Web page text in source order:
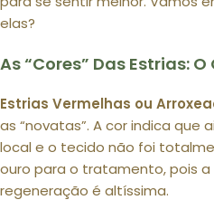
elas?
As “Cores” Das Estrias:
Estrias Vermelhas ou
as “novatas”. A cor indica que
local e o tecido não foi
ouro para o tratamento, pois
regeneração é altíssima.